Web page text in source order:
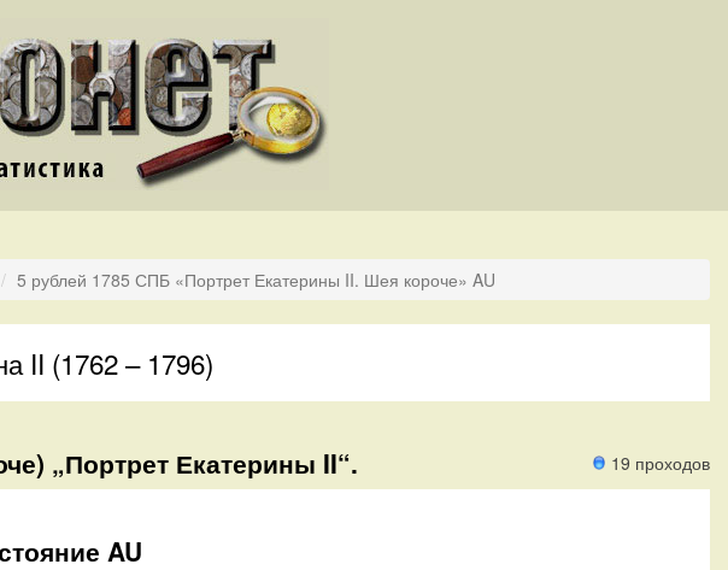
5 рублей 1785 СПБ «Портрет Екатерины II. Шея короче» AU
II (1762 – 1796)
19 проходов
„Портрет Екатерины II“.
AU